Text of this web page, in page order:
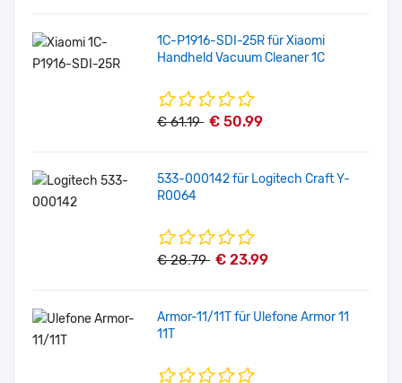
1C-P1916-SDI-25R für Xiaomi
Handheld Vacuum Cleaner 1C
€ 61.19 € 50.99
533-000142 für Logitech Craft Y-
R0064
€ 28.79 € 23.99
Armor-11/11T für Ulefone Armor 11
11T